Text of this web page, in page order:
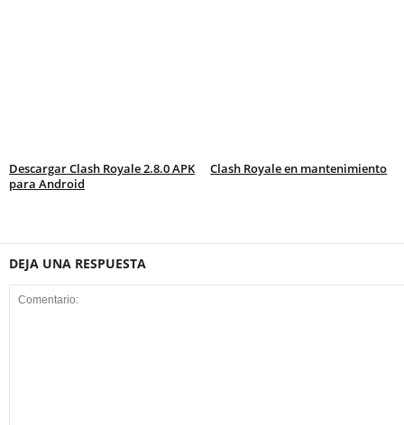
Descargar Clash Royale 2.8.0 APK
para Android
Clash Royale en mantenimiento
DEJA UNA RESPUESTA